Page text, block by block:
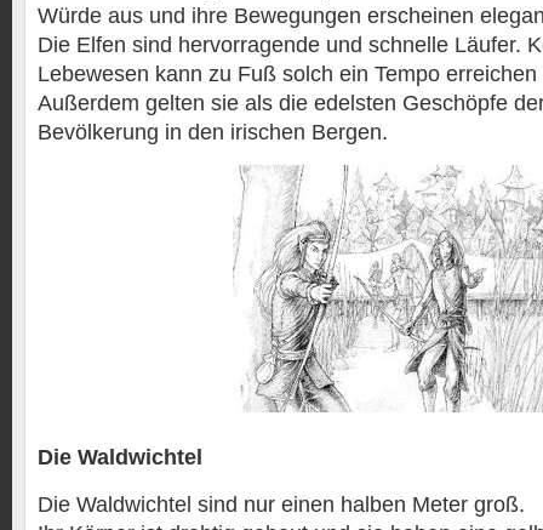
Würde aus und ihre Bewegungen erscheinen
Die Elfen sind hervorragende und schnelle Läufer.
Lebewesen kann zu Fuß solch ein Tempo
Außerdem gelten sie als die edelsten Geschöpfe
Bevölkerung in den irischen Bergen.
Die Waldwichtel
Die Waldwichtel sind nur einen halben Meter groß.